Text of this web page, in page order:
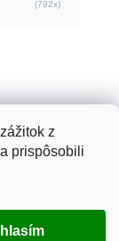
z
prispôsobili
(792x)
vyhradené.